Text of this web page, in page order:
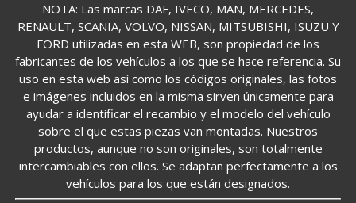
NOTA: Las marcas DAF, IVECO, MAN, MERCEDES,
RENAULT, SCANIA, VOLVO, NISSAN, MITSUBISHI, ISUZU Y
FORD utilizadas en esta WEB, son propiedad de los
fabricantes de los vehículos a los que se hace referencia. Su
uso en esta web así como los códigos originales, las fotos
e imágenes incluidos en la misma sirven únicamente para
ayudar a identificar el recambio y el modelo del vehículo
sobre el que estas piezas van montadas. Nuestros
productos, aunque no son originales, son totalmente
intercambiables con ellos. Se adaptan perfectamente a los
vehículos para los que están designados.